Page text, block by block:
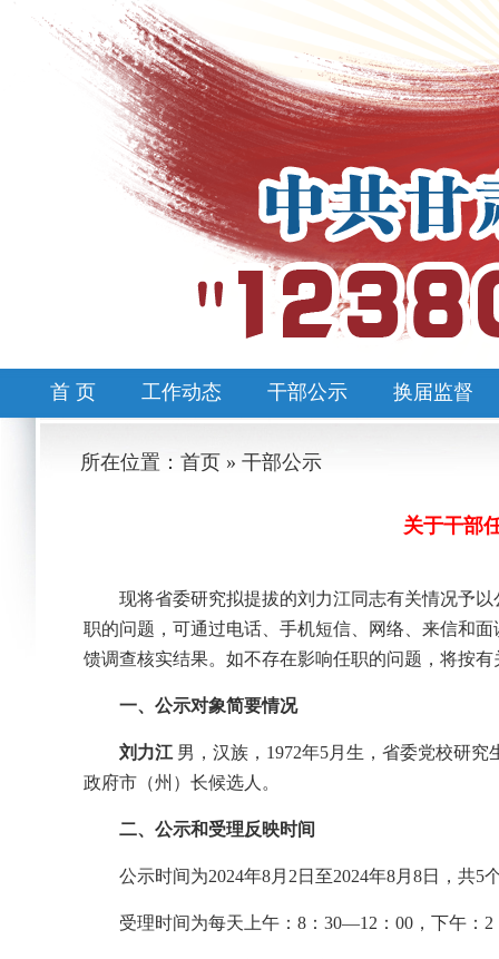
首 页 工作动态 干部公示 换届监督
所在位置：首页 » 干部公示
关于干部
现将省委研究拟提拔的刘力江同志有关情况予
职的问题，可通过电话、手机短信、网络、来信和
馈调查核实结果。如不存在影响任职的问题，将按
一、公示对象简要情况
刘力江 男，汉族，1972年5月生，省委党校研
政府市（州）长候选人。
二、公示和受理反映时间
公示时间为2024年8月2日至2024年8月8日，共5
受理时间为每天上午：8：30—12：00，下午：